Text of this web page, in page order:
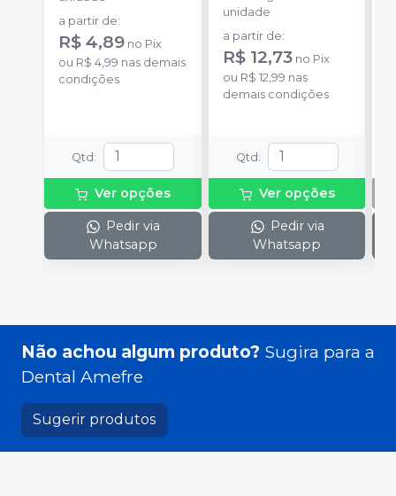
a partir de:
R$ 4,89 no Pix
ou R$ 4,99 nas demais
condições
Qtd :
Ver opções
Pedir via
Whatsapp
unidade
a partir de:
R$ 12,73 no Pix
ou R$ 12,99 nas
demais condições
Qtd :
Ver opções
Pedir via
Whatsapp
Não achou algum produto? Sugira para a
Dental Amefre
Sugerir produtos